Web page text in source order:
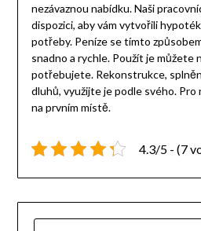
nezávaznou nabídku. Naši
dispozici, aby vám vytvořili
potřeby. Peníze se tímto
snadno a rychle. Použít je můžete
potřebujete. Rekonstrukce,
dluhů, využijte je podle svého. Pro
na prvním místě.
4.3/5 - (7